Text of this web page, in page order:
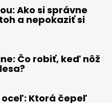
Ako si správne
a nepokaziť si
Čo robiť, keď nôž
oceľ: Ktorá čepeľ